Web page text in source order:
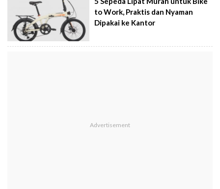
to Work, Praktis dan Nyaman
Dipakai ke Kantor